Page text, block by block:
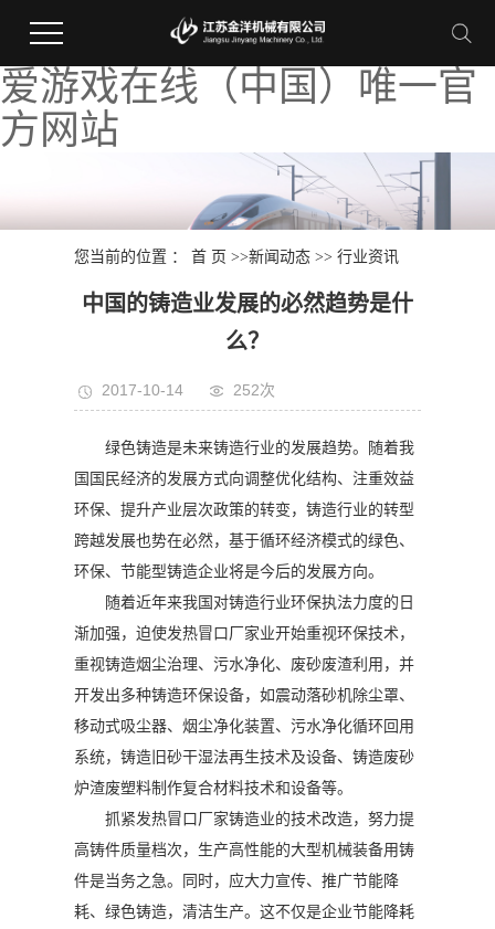
爱游戏在线（中国）唯一官
方网站
您当前的位置 ：首 页 >>新闻动态 >>行业资讯
中国的铸造业发展的必然趋势是什
么？
2017-10-14 252次
绿色铸造是未来铸造行业的发展趋势。随着我
国国民经济的发展方式向调整优化结构、注重效益
环保、提升产业层次政策的转变，铸造行业的转型
跨越发展也势在必然，基于循环经济模式的绿色、
环保、节能型铸造企业将是今后的发展方向。
随着近年来我国对铸造行业环保执法力度的日
渐加强，迫使发热冒口厂家业开始重视环保技术，
重视铸造烟尘治理、污水净化、废砂废渣利用，并
开发出多种铸造环保设备，如震动落砂机除尘罩、
移动式吸尘器、烟尘净化装置、污水净化循环回用
系统，铸造旧砂干湿法再生技术及设备、铸造废砂
炉渣废塑料制作复合材料技术和设备等。
抓紧发热冒口厂家铸造业的技术改造，努力提
高铸件质量档次，生产高性能的大型机械装备用铸
件是当务之急。同时，应大力宣传、推广节能降
耗、绿色铸造，清洁生产。这不仅是企业节能降耗